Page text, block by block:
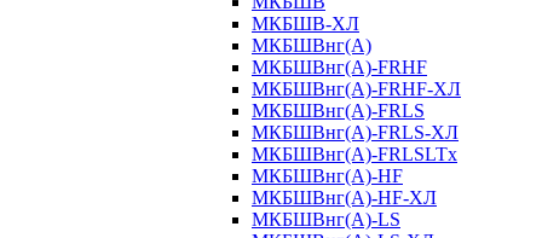
МКБШВ-ХЛ
МКБШВнг(А)
МКБШВнг(А)-FRHF
МКБШВнг(А)-FRHF-ХЛ
МКБШВнг(А)-FRLS
МКБШВнг(А)-FRLS-ХЛ
МКБШВнг(А)-FRLSLTx
МКБШВнг(А)-HF
МКБШВнг(А)-HF-ХЛ
МКБШВнг(А)-LS